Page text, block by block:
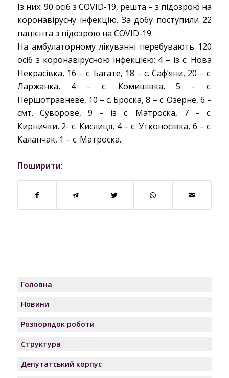
Із них: 90 осіб з COVID-19, решта – з підозрою на
коронавірусну інфекцію. За добу поступили 22
пацієнта з підозрою на COVID-19.
На амбулаторному лікуванні перебувають 120
осіб з коронавірусною інфекцією: 4 – із с. Нова
Некрасівка, 16 – с. Багате, 18 – с. Саф’яни, 20 – с.
Ларжанка, 4 – с. Комишівка, 5 – с.
Першотравневе, 10 – с. Броска, 8 – с. Озерне, 6 –
смт. Суворове, 9 – із с. Матроска, 7 – с.
Кирнички, 2- с. Кислиця, 4 – с. Утконосівка, 6 – с.
Каланчак, 1 – с. Матроска.
Поширити:
Головна
Новини
Розпорядок роботи
Структура
Депутатський корпус